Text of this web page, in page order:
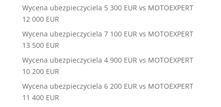
Wycena ubezpieczyciela 5 300 EUR vs MOTOEXPERT
12 000 EUR
Wycena ubezpieczyciela 7 100 EUR vs MOTOEXPERT
13 500 EUR
Wycena ubezpieczyciela 4 900 EUR vs MOTOEXPERT
10 200 EUR
Wycena ubezpieczyciela 6 200 EUR vs MOTOEXPERT
11 400 EUR